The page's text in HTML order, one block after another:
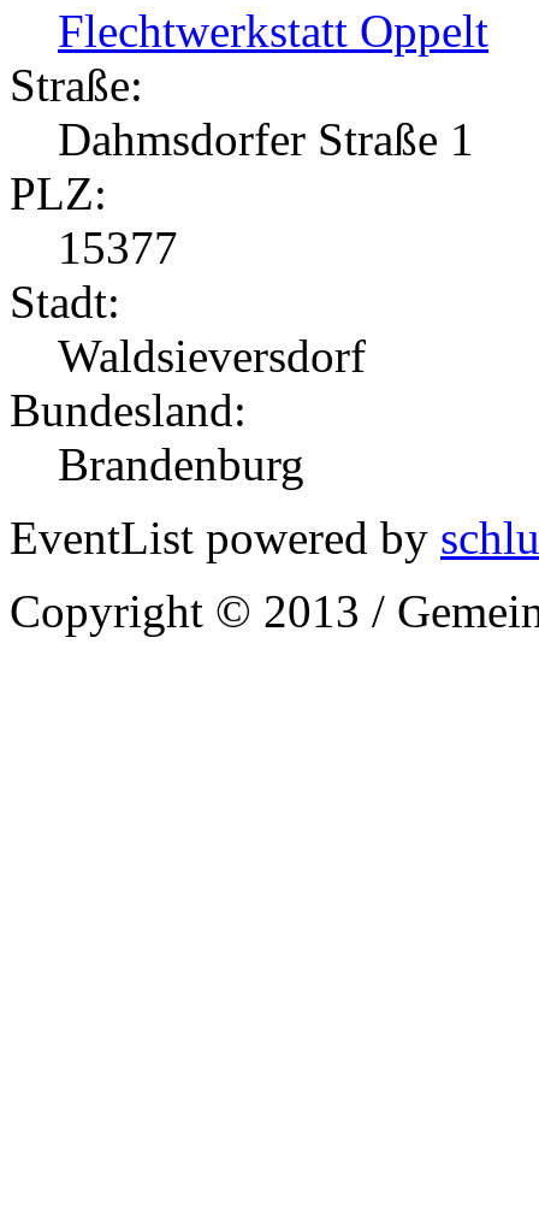
Flechtwerkstatt Oppelt
Straße:
Dahmsdorfer Straße 1
PLZ:
15377
Stadt:
Waldsieversdorf
Bundesland:
Brandenburg
EventList powered by
Copyright © 2013 /